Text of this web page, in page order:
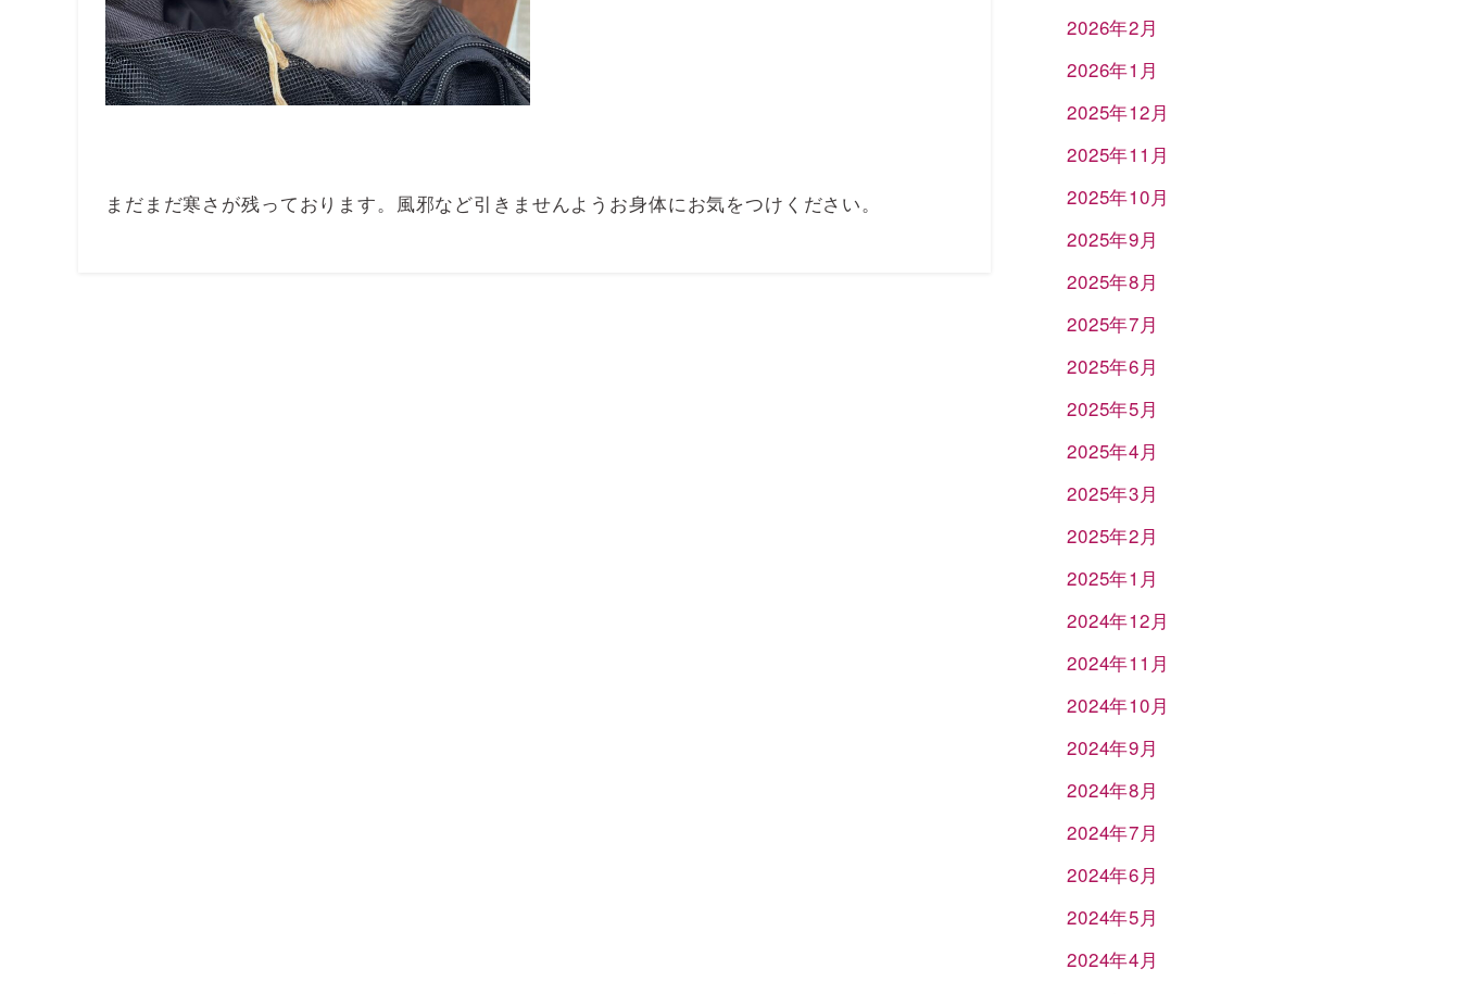
まだまだ寒さが残っております。風邪など引きませんようお身体にお気をつけください。
2026年2月
2026年1月
2025年12月
2025年11月
2025年10月
2025年9月
2025年8月
2025年7月
2025年6月
2025年5月
2025年4月
2025年3月
2025年2月
2025年1月
2024年12月
2024年11月
2024年10月
2024年9月
2024年8月
2024年7月
2024年6月
2024年5月
2024年4月